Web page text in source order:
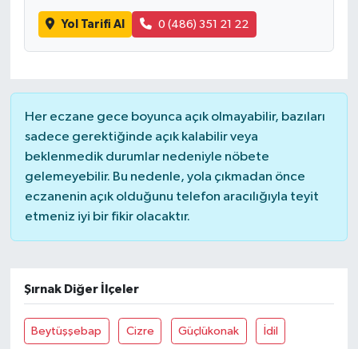
Yol Tarifi Al 0 (486) 351 21 22
Her eczane gece boyunca açık olmayabilir, bazıları
sadece gerektiğinde açık kalabilir veya
beklenmedik durumlar nedeniyle nöbete
gelemeyebilir. Bu nedenle, yola çıkmadan önce
eczanenin açık olduğunu telefon aracılığıyla teyit
etmeniz iyi bir fikir olacaktır.
Şırnak Diğer İlçeler
Beytüşşebap Cizre Güçlükonak İdil
Resmi İlanlar
Sokak Hayvanlarını Sahiplendirme
Sonsöz Özel